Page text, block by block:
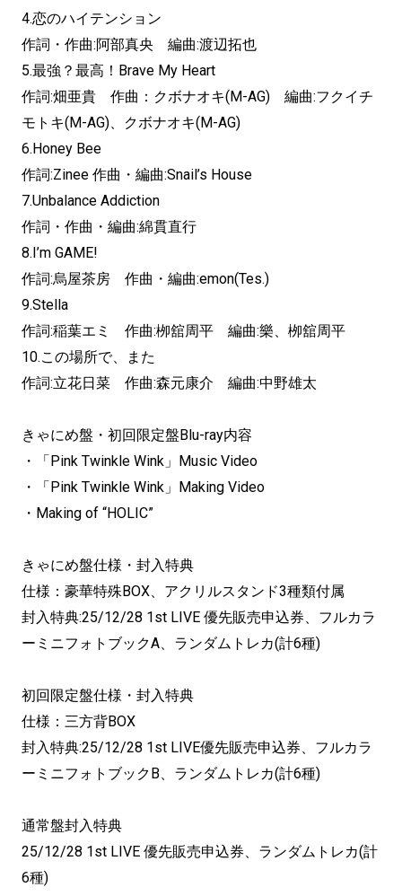
4.恋のハイテンション
作詞・作曲:阿部真央 編曲:渡辺拓也
5.最強？最高！Brave My Heart
作詞:畑亜貴 作曲：クボナオキ(M-AG) 編曲:フクイチ
モトキ(M-AG)、クボナオキ(M-AG)
6.Honey Bee
作詞:Zinee 作曲・編曲:Snail’s House
7.Unbalance Addiction
作詞・作曲・編曲:綿貫直行
8.I’m GAME!
作詞:烏屋茶房 作曲・編曲:emon(Tes.)
9.Stella
作詞:稲葉エミ 作曲:栁舘周平 編曲:樂、栁舘周平
10.この場所で、また
作詞:立花日菜 作曲:森元康介 編曲:中野雄太
きゃにめ盤・初回限定盤Blu-ray内容
・「Pink Twinkle Wink」Music Video
・「Pink Twinkle Wink」Making Video
・Making of “HOLIC”
きゃにめ盤仕様・封入特典
仕様：豪華特殊BOX、アクリルスタンド3種類付属
封入特典:25/12/28 1st LIVE 優先販売申込券、フルカラ
ーミニフォトブックA、ランダムトレカ(計6種)
初回限定盤仕様・封入特典
仕様：三方背BOX
封入特典:25/12/28 1st LIVE優先販売申込券、フルカラ
ーミニフォトブックB、ランダムトレカ(計6種)
通常盤封入特典
25/12/28 1st LIVE 優先販売申込券、ランダムトレカ(計
6種)